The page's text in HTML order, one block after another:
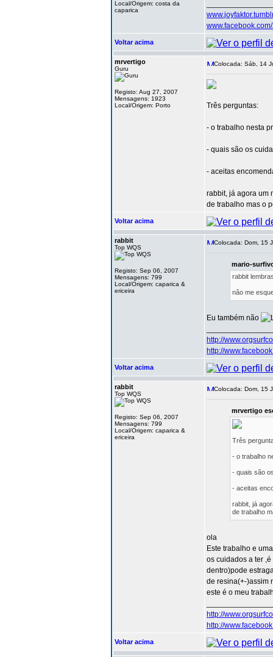
Local/Origem: costa da
caparica
Voltar acima
mrvertigo
Guru
Registo: Aug 27, 2007
Mensagens: 1923
Local/Origem: Porto
Colocada: Sáb, 14
Três perguntas:
- o trabalho nesta
- quais são os
- aceitas
rabbit, já agora um
de trabalho mas o
Voltar acima
rabbit
Top WQS
Registo: Sep 06, 2007
Mensagens: 799
Local/Origem: caparica &
ericeira
Colocada: Dom, 15
mario-
rabbit
não me
Eu também não
http://
http://
Voltar acima
rabbit
Top WQS
Registo: Sep 06, 2007
Mensagens: 799
Local/Origem: caparica &
ericeira
Colocada: Dom, 15
mrvertigo
Três
- o trabalho
- quais são
- aceitas
rabbit, já
de trabalho
ola
Este trabalho e
os cuidados a ter
dentro)pode
de resina(+-)assim
este é o meu
http://
http://
Voltar acima